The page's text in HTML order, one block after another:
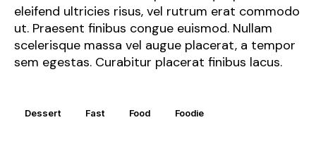
eleifend ultricies risus, vel rutrum erat commodo
ut. Praesent finibus congue euismod. Nullam
scelerisque massa vel augue placerat, a tempor
sem egestas. Curabitur placerat finibus lacus.
Dessert Fast Food Foodie